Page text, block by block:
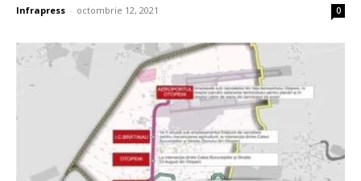
Infrapress - octombrie 12, 2021 0